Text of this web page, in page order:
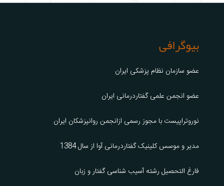
بیوگرافی
عضو سازمان نظام پزشکی ایران
عضو انجمن علمی گفتاردرمانی ایران
نوروتراپیست با مجوز رسمی ازانجمن روانپزشکان ایران
مدیر و موسس کلینیک گفتاردرمانی آوا از سال 1384
فارغ التحصیل رشته آسیب شناسی گفتار و زبان